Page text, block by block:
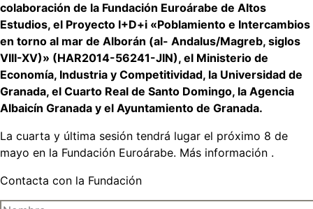
colaboración de la Fundación Euroárabe de Altos
Estudios, el Proyecto I+D+i «Poblamiento e Intercambios
en torno al mar de Alborán (al- Andalus/Magreb, siglos
VIII-XV)» (HAR2014-56241-JIN), el Ministerio de
Economía, Industria y Competitividad, la Universidad de
Granada, el Cuarto Real de Santo Domingo, la Agencia
Albaicín Granada y el Ayuntamiento de Granada.
La cuarta y última sesión tendrá lugar el próximo 8 de
mayo en la Fundación Euroárabe. Más información .
Contacta con la Fundación